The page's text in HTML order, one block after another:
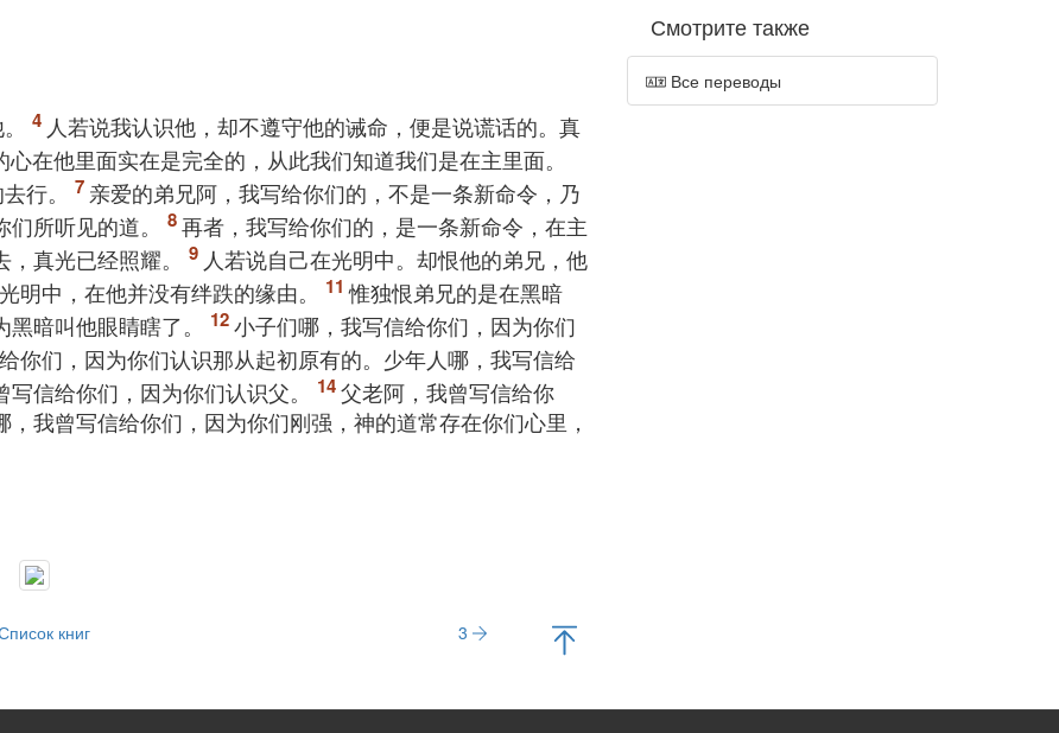
人若说我认识他，却不遵守他的诫命，便是说谎话的。真
在他里面实在是完全的，从此我们知道我们是在主里面。
行。
亲爱的弟兄阿，我写给你们的，不是一条新命令，乃
所听见的道。
再者，我写给你们的，是一条新命令，在主
真光已经照耀。
人若说自己在光明中。却恨他的弟兄，他
明中，在他并没有绊跌的缘由。
惟独恨弟兄的是在黑暗
暗叫他眼睛瞎了。
小子们哪，我写信给你们，因为你们
你们，因为你们认识那从起初原有的。少年人哪，我写信给
信给你们，因为你们认识父。
父老阿，我曾写信给你
我曾写信给你们，因为你们刚强，神的道常存在你们心里，
книг 3
Смотрите также
Все переводы